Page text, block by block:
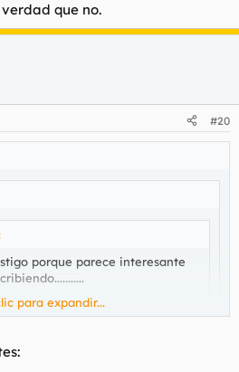
que no.
#20
porque parece interesante
para expandir...